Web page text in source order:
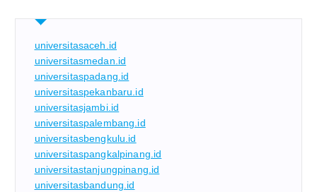
universitasaceh.id
universitasmedan.id
universitaspadang.id
universitaspekanbaru.id
universitasjambi.id
universitaspalembang.id
universitasbengkulu.id
universitaspangkalpinang.id
universitastanjungpinang.id
universitasbandung.id